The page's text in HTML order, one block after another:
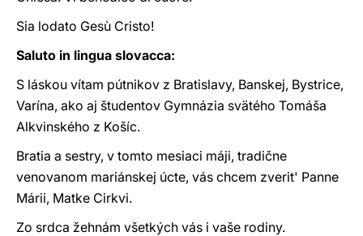
Sia lodato Gesù Cristo!
Saluto in lingua slovacca:
S láskou vítam pútnikov z Bratislavy, Banskej, Bystrice,
Varína, ako aj študentov Gymnázia svätého Tomáša
Alkvinského z Košíc.
Bratia a sestry, v tomto mesiaci máji, tradične
venovanom mariánskej úcte, vás chcem zverit' Panne
Márii, Matke Cirkvi.
Zo srdca žehnám všetkých vás i vaše rodiny.